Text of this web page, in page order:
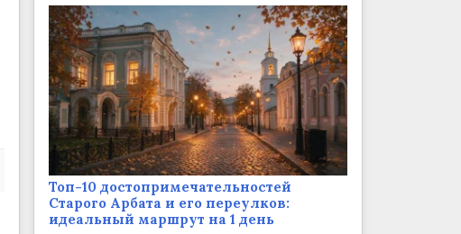
Топ-10 достопримечательностей
Старого Арбата и его переулков:
идеальный маршрут на 1 день